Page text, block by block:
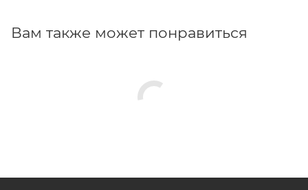
Вам также может понравиться